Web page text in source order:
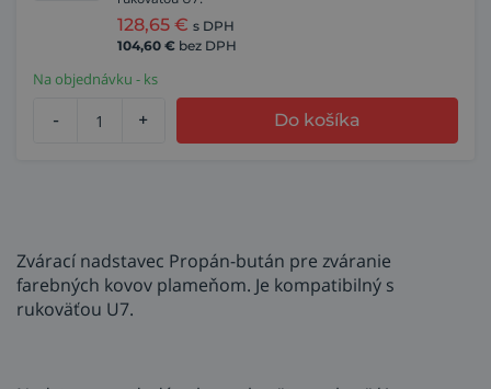
128,65 € s DPH
104,60 € bez DPH
Na objednávku - ks
- + Do košíka
Zvárací nadstavec Propán-bután pre zváranie
farebných kovov plameňom. Je kompatibilný s
rukoväťou U7.